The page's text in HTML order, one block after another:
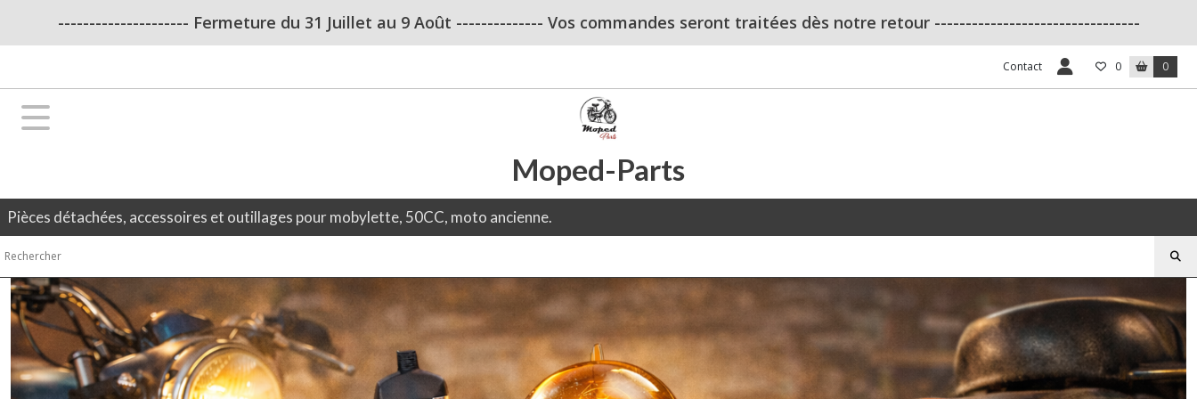
--------------------- Fermeture du 31 Juillet au 9 Août -------------- Vos commandes seront traitées dès notre retour ---------------------------------
Contact 0 0
Moped-Parts
Pièces détachées, accessoires et outillages pour mobylette, 50CC, moto ancienne.
Tous
Ampoule
12V
(29)
6V
(26)
Afficher
les